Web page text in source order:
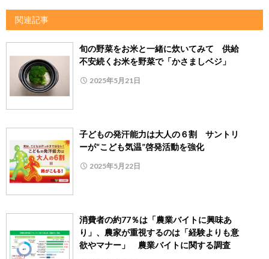
関連記事
旬の野菜をお米と一緒に炊いてみて 供給
不安続くお米を野菜で「かさましベジ」
2025年5月21日
子どもの発汗能力は大人の６割 サントリ
ーが“こども気温”啓発活動を強化
2025年5月22日
消費者の約77％は「農業バイトに興味あ
り」、農家が重視するのは「経験よりも意
欲やマナー」 農業バイトに関する調査